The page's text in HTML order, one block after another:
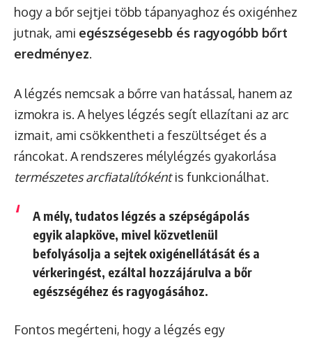
hogy a bőr sejtjei több tápanyaghoz és oxigénhez
jutnak, ami egészségesebb és ragyogóbb bőrt
eredményez.
A légzés nemcsak a bőrre van hatással, hanem az
izmokra is. A helyes légzés segít ellazítani az arc
izmait, ami csökkentheti a feszültséget és a
ráncokat. A rendszeres mélylégzés gyakorlása
természetes arcfiatalítókéntis funkcionálhat.
A mély, tudatos légzés a szépségápolás
egyik alapköve, mivel közvetlenül
befolyásolja a sejtek oxigénellátását és a
vérkeringést, ezáltal hozzájárulva a bőr
egészségéhez és ragyogásához.
Fontos megérteni, hogy a légzés egy